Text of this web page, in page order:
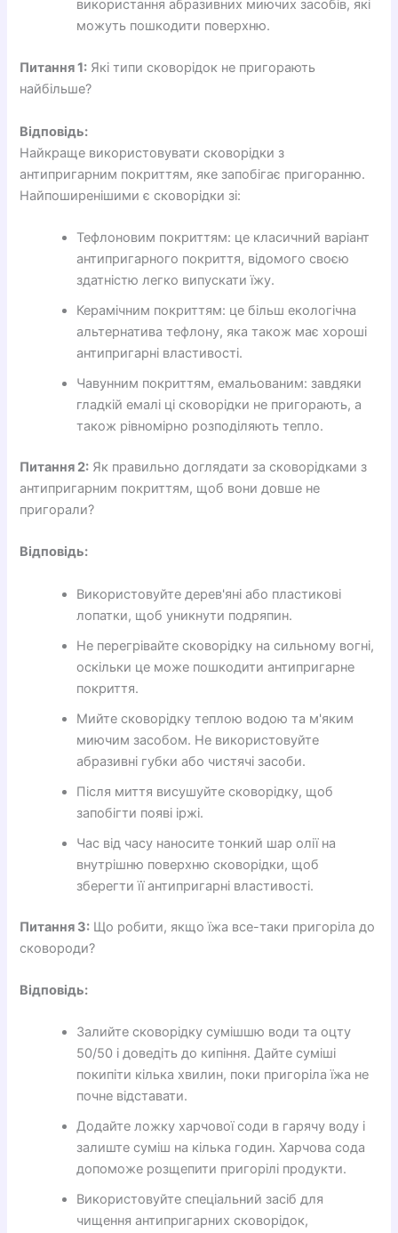
використання абразивних миючих засобів, які
можуть пошкодити поверхню.
Питання 1: Які типи сковорідок не пригорають
найбільше?
Відповідь:
Найкраще використовувати сковорідки з
антипригарним покриттям, яке запобігає пригоранню.
Найпоширенішими є сковорідки зі:
Тефлоновим покриттям: це класичний варіант
антипригарного покриття, відомого своєю
здатністю легко випускати їжу.
Керамічним покриттям: це більш екологічна
альтернатива тефлону, яка також має хороші
антипригарні властивості.
Чавунним покриттям, емальованим: завдяки
гладкій емалі ці сковорідки не пригорають, а
також рівномірно розподіляють тепло.
Питання 2: Як правильно доглядати за сковорідками з
антипригарним покриттям, щоб вони довше не
пригорали?
Відповідь:
Використовуйте дерев'яні або пластикові
лопатки, щоб уникнути подряпин.
Не перегрівайте сковорідку на сильному вогні,
оскільки це може пошкодити антипригарне
покриття.
Мийте сковорідку теплою водою та м'яким
миючим засобом. Не використовуйте
абразивні губки або чистячі засоби.
Після миття висушуйте сковорідку, щоб
запобігти появі іржі.
Час від часу наносите тонкий шар олії на
внутрішню поверхню сковорідки, щоб
зберегти її антипригарні властивості.
Питання 3: Що робити, якщо їжа все-таки пригоріла до
сковороди?
Відповідь:
Залийте сковорідку сумішшю води та оцту
50/50 і доведіть до кипіння. Дайте суміші
покипіти кілька хвилин, поки пригоріла їжа не
почне відставати.
Додайте ложку харчової соди в гарячу воду і
залиште суміш на кілька годин. Харчова сода
допоможе розщепити пригорілі продукти.
Використовуйте спеціальний засіб для
чищення антипригарних сковорідок,